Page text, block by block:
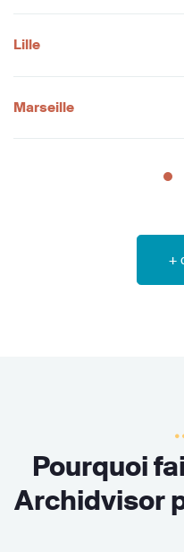
Lille
Marseille
+
Pourquoi
Archidvisor